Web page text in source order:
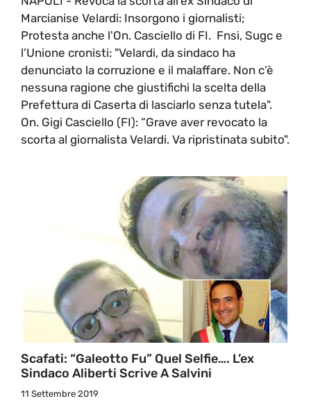
Marcianise Velardi: Insorgono i giornalisti;
Protesta anche l'On. Casciello di FI. Fnsi, Sugc e
l’Unione cronisti: "Velardi, da sindaco ha
denunciato la corruzione e il malaffare. Non c’è
nessuna ragione che giustifichi la scelta della
Prefettura di Caserta di lasciarlo senza tutela".
On. Gigi Casciello (FI): “Grave aver revocato la
scorta al giornalista Velardi. Va ripristinata subito".
Scafati: “Galeotto Fu” Quel Selfie…. L’ex
Sindaco Aliberti Scrive A Salvini
11 Settembre 2019